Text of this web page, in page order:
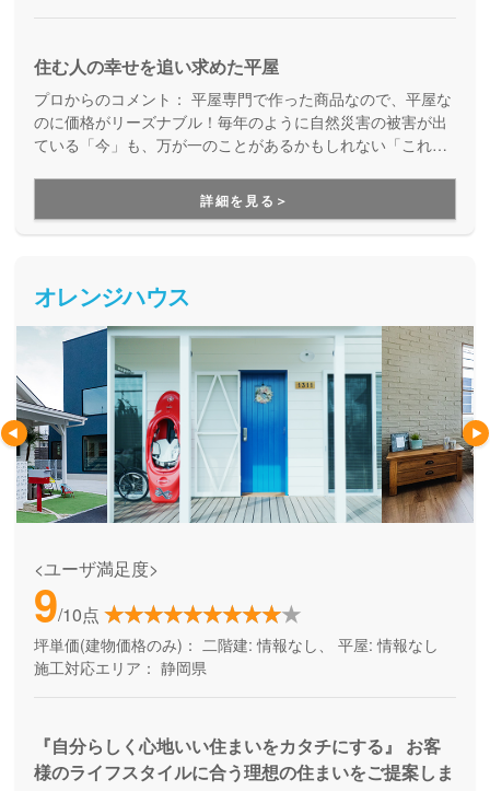
住む人の幸せを追い求めた平屋
プロからのコメント：
のに価格がリーズナブル！毎年のように自然災害の被害が出
ている「今」も、万が一のことがあるかもしれない「これか
にはぜひおすすめです。詳細を見る＞
オレンジハウス
<ユーザ満足度>
9/10点
坪単価(建物価格のみ)： 二階建: 情報なし、 平屋: 情報なし
施工対応エリア： 静岡県
『自分らしく心地いい住まいをカタチにする』 お客
様のライフスタイルに合う理想の住まいをご提案しま